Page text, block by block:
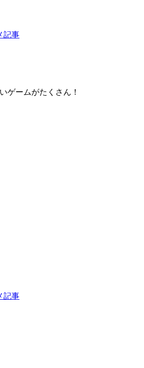
記事
ゲームがたくさん！
記事